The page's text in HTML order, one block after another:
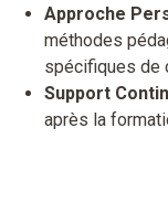
Approche
méthodes
spécifiques de
Support
après la